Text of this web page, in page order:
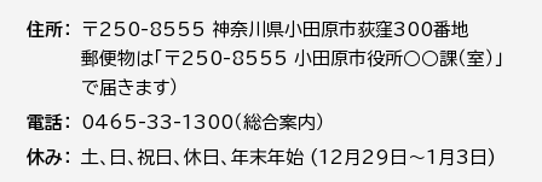
住所
〒250-8555 神奈川県小田原市荻窪300番地
郵便物は「〒250-8555 小田原市役所○○課（室）」
で届きます）
電話
0465-33-1300（総合案内）
休み
土､日､祝日、休日、年末年始 (12月29日～1月3日)